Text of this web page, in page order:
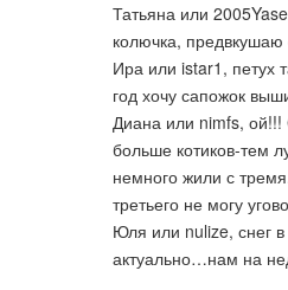
Татьяна или
колючка,
Ира или istar1, петух
год хочу сапожок
Диана или nimfs,
больше котиков-тем
немного жили с
третьего не могу
Юля или nulize, снег в
актуально…нам на